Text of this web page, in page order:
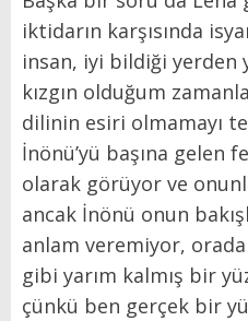
iktidarın karşısında
insan, iyi bildiği yerden
kızgın olduğum
dilinin esiri olmamayı
İnönü’yü başına gelen
olarak görüyor ve
ancak İnönü onun
anlam veremiyor,
gibi yarım kalmış bir
çünkü ben gerçek bir